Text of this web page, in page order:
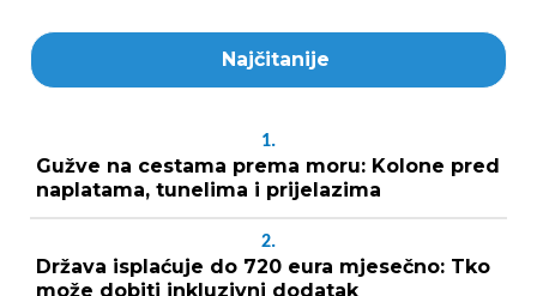
Najčitanije
1.
Gužve na cestama prema moru: Kolone pred
naplatama, tunelima i prijelazima
2.
Država isplaćuje do 720 eura mjesečno: Tko
može dobiti inkluzivni dodatak